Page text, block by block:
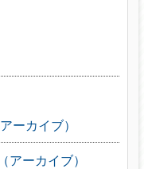
ーカイブ）
ーカイブ）